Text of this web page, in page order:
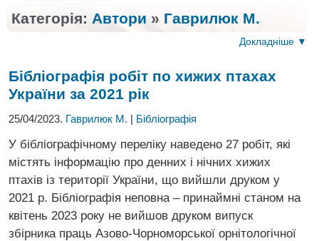
Категорія: Автори » Гаврилюк М.
Докладніше ▼
Бібліографія робіт по хижих птахах
України за 2021 рік
25/04/2023. Гаврилюк М. | Бібліографія
У бібліографічному переліку наведено 27 робіт, які
містять інформацію про денних і нічних хижих
птахів із території України, що вийшли друком у
2021 р. Бібліографія неповна – принаймні станом на
квітень 2023 року не вийшов друком випуск
збірника праць Азово-Чорноморської орнітологічної